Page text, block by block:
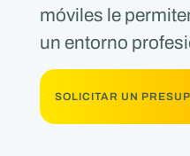
móviles le
un entorno
SOLICITAR UN